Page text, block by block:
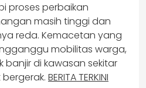
proses perbaikan
masih tinggi dan
reda. Kemacetan yang
mobilitas warga,
di kawasan sekitar
BERITA TERKINI